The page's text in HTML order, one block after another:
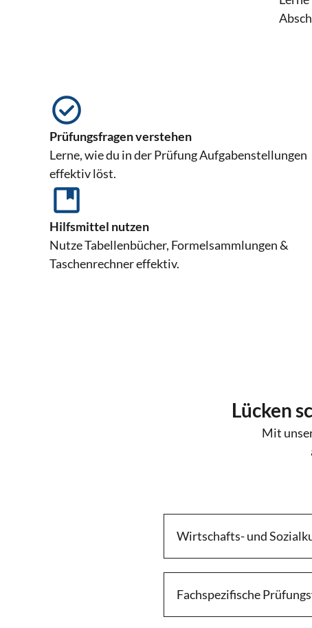
Prüfungsfragen verstehen
Lerne, wie du in der Prüfung Aufgabenstellungen
effektiv löst.
Hilfsmittel nutzen
Nutze Tabellenbücher, Formelsammlungen &
Taschenrechner effektiv.
Lücken
Mit
Wirtschafts- und
Fachspezifische